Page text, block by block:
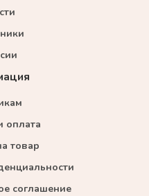
оплата
товар
соглашение